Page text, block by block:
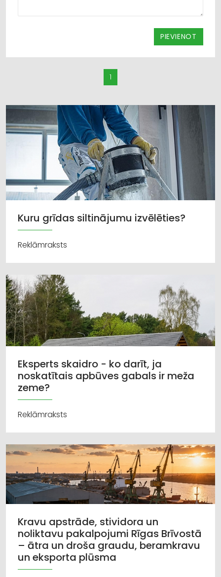
PIEVIENOT
1
Kuru grīdas siltinājumu izvēlēties?
Reklāmraksts
Eksperts skaidro - ko darīt, ja
noskatītais apbūves gabals ir meža
zeme?
Reklāmraksts
Kravu apstrāde, stividora un
noliktavu pakalpojumi Rīgas Brīvostā
– ātra un droša graudu, beramkravu
un eksporta plūsma